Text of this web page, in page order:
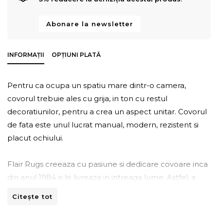
Abonare la newsletter
INFORMAȚII OPȚIUNI PLATĂ
Pentru ca ocupa un spatiu mare dintr-o camera,
covorul trebuie ales cu grija, in ton cu restul
decoratiunilor, pentru a crea un aspect unitar. Covorul
de fata este unul lucrat manual, modern, rezistent si
placut ochiului.
Flair Rugs creeaza cu pasiune si dedicare covoare inca
din anul 1984 si le livreaza in intreaga lume. Astfel, a
mondial. Artizanii Flair Rugs imbina culorile, texturile si
Citește tot